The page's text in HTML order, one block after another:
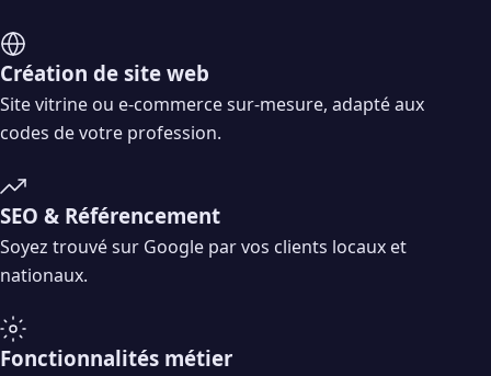
Création de site web
Site vitrine ou e-commerce sur-mesure, adapté aux
codes de votre profession.
SEO & Référencement
Soyez trouvé sur Google par vos clients locaux et
nationaux.
Fonctionnalités métier